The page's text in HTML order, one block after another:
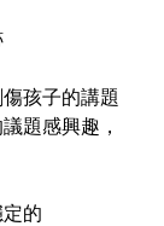
孩子的講題
題感興趣，
的